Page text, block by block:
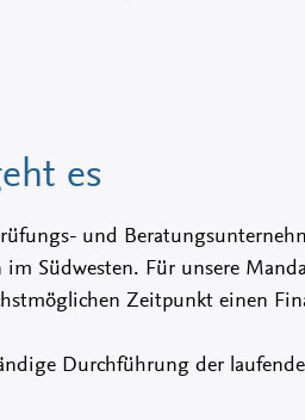
es
und
Südwesten. Für unsere
Zeitpunkt einen
Durchführung der